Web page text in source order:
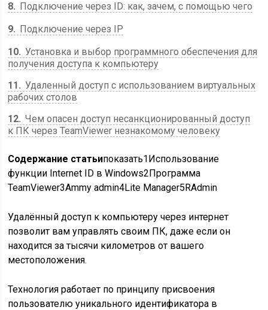
8
Подключение через ID: как, зачем, с помощью чего
9
Подключение через IP
10 Установка и выбор программного обеспечения для
получения доступа к компьютеру
11
Удаленный доступ с использованием виртуальных
рабочих столов
12 Чем опасен доступ несанкционированный доступ
к ПК через TeamViewer незнакомому человеку
Содержание статьипоказать1Использование
функции Internet ID в Windows2Программа
TeamViewer3Ammy admin4Lite Manager5RAdmin
Удалённый доступ к компьютеру через интернет
позволит вам управлять своим ПК, даже если он
находится за тысячи километров от вашего
местоположения.
Технология работает по принципу присвоения
пользователю уникального идентификатора в